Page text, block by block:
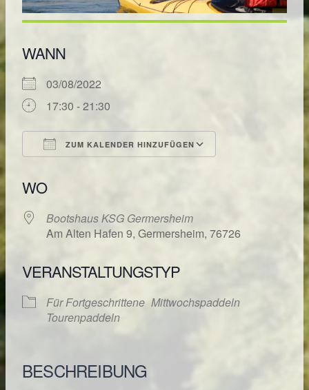
WANN
03/08/2022
17:30 - 21:30
ZUM KALENDER HINZUFÜGEN
Google
WO
Bootshaus KSG Germersheim
Am Alten Hafen 9, Germersheim, 76726
VERANSTALTUNGSTYP
Für Fortgeschrittene Mittwochspaddeln
Tourenpaddeln
BESCHREIBUNG